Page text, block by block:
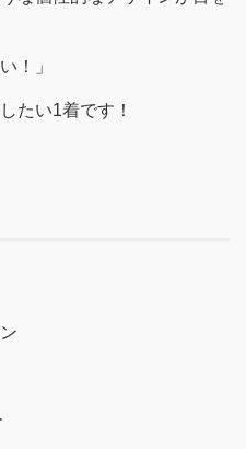
！」
たい1着です！